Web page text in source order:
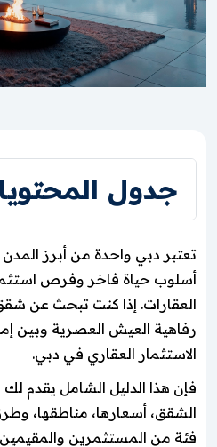
جدول
تعتبر دبي واحدة من أبرز
أسلوب حياة فاخر وفرص
العقارات. إذا كنت تبحث عن
رفاهية العيش العصرية وبين
الاستثمار العقاري في دبي.
فإن هذا الدليل الشامل يقدم
الشقق، أسعارها، مناطقها،
فئة من المستثمرين